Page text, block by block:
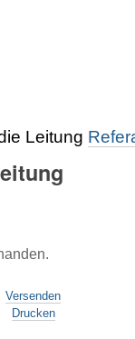
Leitung
Versenden
Drucken